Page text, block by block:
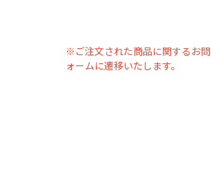
※ご注文された商品に関するお
ォームに遷移いたします。